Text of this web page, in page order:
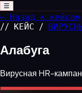
☰
← Назад к кейсам
// КЕЙС /
Алабуга
Вирусная HR-